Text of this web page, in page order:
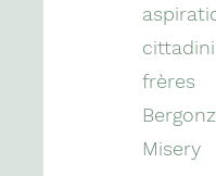
frères
Misery